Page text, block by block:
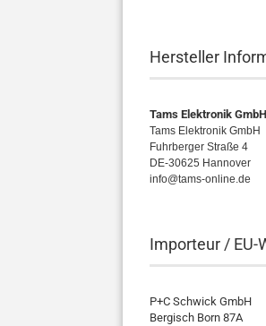
Hersteller
Tams Elektronik GmbH
Tams Elektronik GmbH
Fuhrberger Straße 4
DE-30625 Hannover
info@tams-online.de
Importeur /
P+C Schwick GmbH
Bergisch Born 87A